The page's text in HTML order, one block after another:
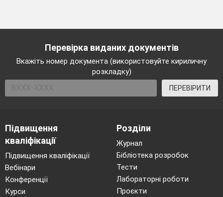
Перевірка виданих документів
Вкажіть номер документа (використовуйте кириличну
розкладку)
ПЕРЕВІРИТИ
Підвищення
кваліфікації
Підвищення кваліфікації
Вебінари
Конференції
Курси
Розділи
Журнал
Бібліотека розробок
Тести
Лабораторні роботи
Проєкти